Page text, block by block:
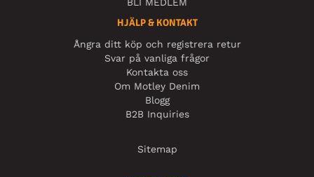
HJÄLP & KONTAKT
Ångra ditt köp och registrera retur
Svar på vanliga frågor
Kontakta oss
Om Motley Denim
Blogg
B2B Inquiries
Sitemap